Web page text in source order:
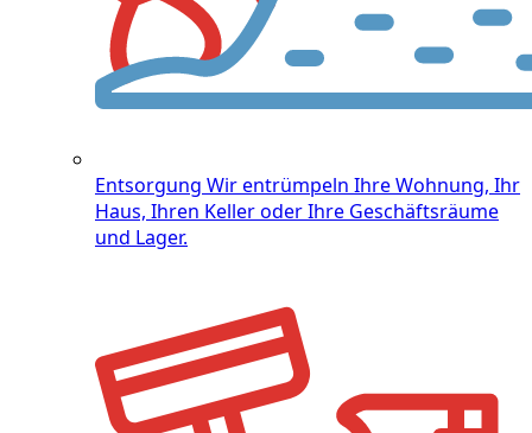
Entsorgung Wir entrümpeln Ihre Wohnung, Ihr
Haus, Ihren Keller oder Ihre Geschäftsräume
und Lager.